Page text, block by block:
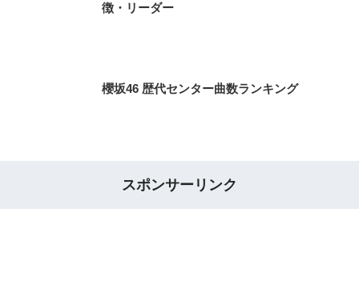
徴・リーダー
櫻坂46 歴代センター曲数ランキング
スポンサーリンク